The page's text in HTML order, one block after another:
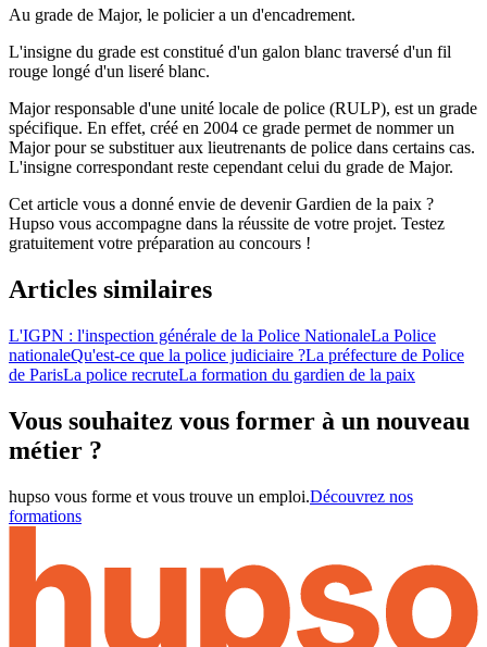
Au grade de Major, le policier a un d'encadrement.
L'insigne du grade est constitué d'un galon blanc traversé d'un fil
rouge longé d'un liseré blanc.
Major responsable d'une unité locale de police (RULP), est un grade
spécifique. En effet, créé en 2004 ce grade permet de nommer un
Major pour se substituer aux lieutrenants de police dans certains cas.
L'insigne correspondant reste cependant celui du grade de Major.
Cet article vous a donné envie de devenir Gardien de la paix ?
Hupso vous accompagne dans la réussite de votre projet. Testez
gratuitement votre préparation au concours !
Articles similaires
L'IGPN : l'inspection générale de la Police NationaleLa Police
nationaleQu'est-ce que la police judiciaire ?La préfecture de Police
de ParisLa police recruteLa formation du gardien de la paix
Vous souhaitez vous former à un nouveau
métier ?
hupso vous forme et vous trouve un emploi.Découvrez nos
formations